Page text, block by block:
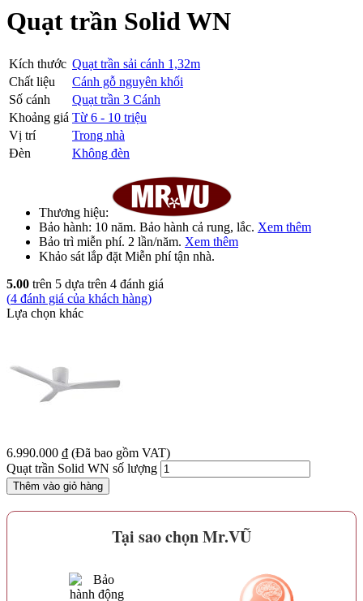
Quạt trần Solid WN
Kích thước Quạt trần sải cánh 1,32m
Chất liệu
Cánh gỗ nguyên khối
Số cánh
Quạt trần 3 Cánh
Khoảng giá Từ 6 - 10 triệu
Vị trí
Trong nhà
Đèn
Không đèn
Thương hiệu:
Bảo hành: 10 năm. Bảo hành cả rung, lắc. Xem thêm
Bảo trì miễn phí. 2 lần/năm. Xem thêm
Khảo sát lắp đặt Miễn phítận nhà.
5.00 trên 5 dựa trên 4 đánh giá
(4 đánh giá của khách hàng)
Lựa chọn khác
6.990.000 ₫ (Đã bao gồm VAT)
Quạt trần Solid WN số lượng
Thêm vào giỏ hàng
Tại sao chọn Mr.VŨ